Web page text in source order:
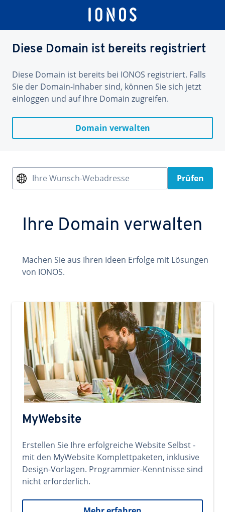
Diese Domain ist bereits registriert
Diese Domain ist bereits bei IONOS registriert. Falls
Sie der Domain-Inhaber sind, können Sie sich jetzt
einloggen und auf Ihre Domain zugreifen.
Domain verwalten
Ihre Wunsch-Webadresse Prüfen
Ihre Domain verwalten
Machen Sie aus Ihren Ideen Erfolge mit Lösungen
von IONOS.
MyWebsite
Erstellen Sie Ihre erfolgreiche Website Selbst -
mit den MyWebsite Komplettpaketen, inklusive
Design-Vorlagen. Programmier-Kenntnisse sind
nicht erforderlich.